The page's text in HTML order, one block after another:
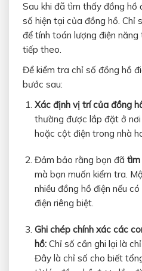
Sau khi đã tìm thấy đồng hồ
số hiện tại của đồng hồ. Chỉ
để tính toán lượng điện
tiếp theo.
Để kiểm tra chỉ số đồng hồ
bước sau:
Xác định vị trí của đồng
thường được lắp đặt ở
hoặc cột điện trong nhà
Đảm bảo rằng bạn đã tìm
mà bạn muốn kiểm tra.
nhiều đồng hồ điện nếu
điện riêng biệt.
Ghi chép chính xác các
hồ:Chỉ số cần ghi lại là
Đây là chỉ số cho biết